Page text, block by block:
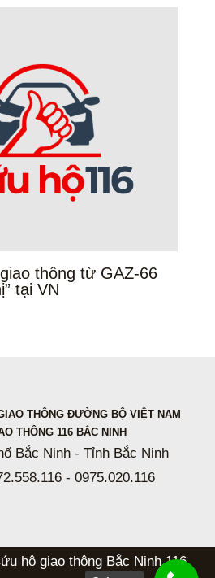
thông từ GAZ-66
tại VN
THÔNG ĐƯỜNG BỘ VIỆT NAM
THÔNG 116 BẮC NINH
Bắc Ninh - Tỉnh Bắc Ninh
- 0975.020.116
hộ giao thông Bắc Ninh 116